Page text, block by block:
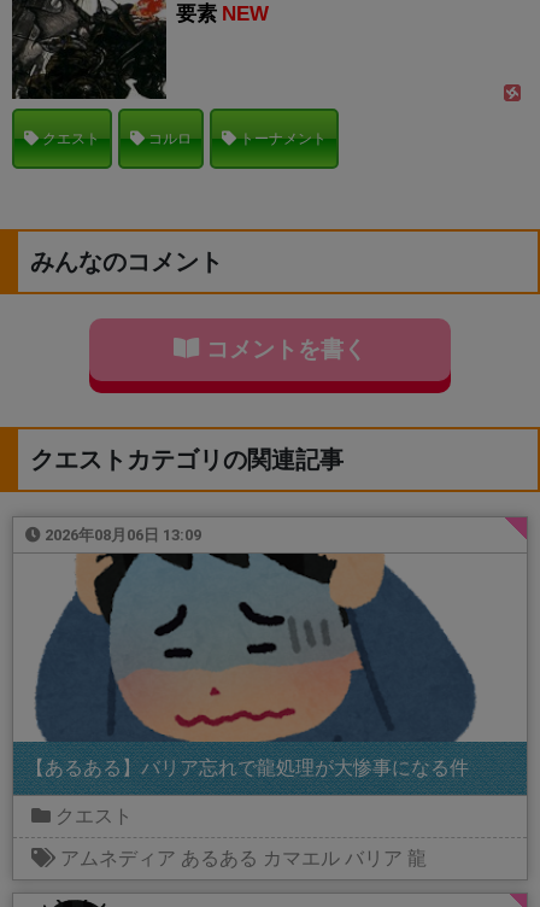
要素 NEW
クエスト コルロ トーナメント
みんなのコメント
コメントを書く
クエストカテゴリの関連記事
2026年08月06日 13:09
【あるある】バリア忘れで龍処理が大惨事になる件
クエスト
アムネディア あるある カマエル バリア 龍